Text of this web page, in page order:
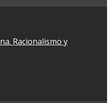
Racionalismo y